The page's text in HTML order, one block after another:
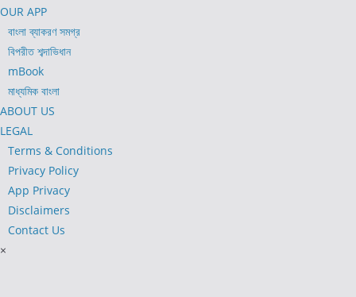
OUR APP
বাংলা ব্যাকরণ সমগ্র
বিপরীত শব্দাভিধান
mBook
মাধ্যমিক বাংলা
ABOUT US
LEGAL
Terms & Conditions
Privacy Policy
App Privacy
Disclaimers
Contact Us
×